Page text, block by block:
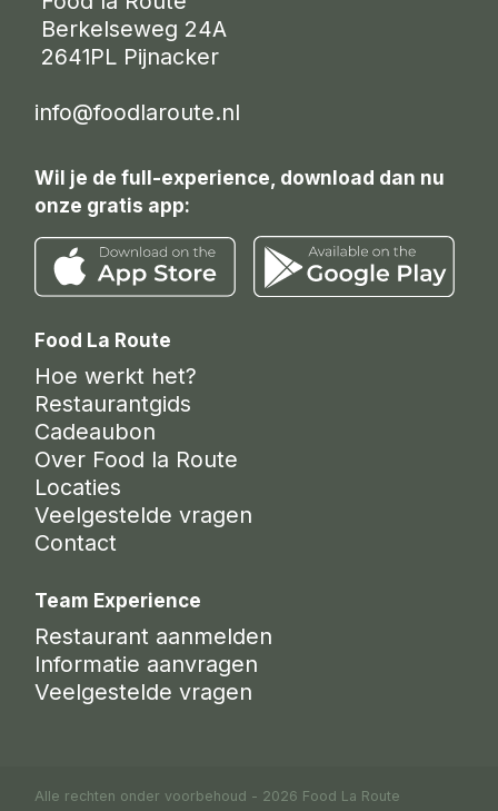
Berkelseweg 24A
2641PL Pijnacker
info@foodlaroute.nl
Wil je de full-experience, download dan nu
onze gratis app:
Food La Route
Hoe werkt het?
Restaurantgids
Cadeaubon
Over Food la Route
Locaties
Veelgestelde vragen
Contact
Team Experience
Restaurant aanmelden
Informatie aanvragen
Veelgestelde vragen
Alle rechten onder voorbehoud - 2026 Food La Route